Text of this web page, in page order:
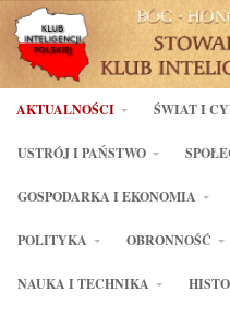
AKTUALNOŚCI ŚWIAT I
USTRÓJ I PAŃSTWO
GOSPODARKA I EKONOMIA
POLITYKA OBRONNOŚĆ
NAUKA I TECHNIKA